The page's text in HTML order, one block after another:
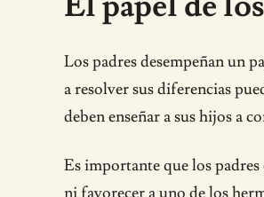
Los padres desempeñan un
a resolver sus diferencias
deben enseñar a sus hijos a
Es importante que los